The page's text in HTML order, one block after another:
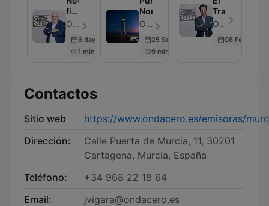
fin
de
semana
OndaCero - Episodio 297
6 days ago
1 min
Norte
OndaCero - Episodio 300
25 Sep 2025
9 min
Transistor
OndaCero - Episodio 300
08 Feb 2024
Contactos
Sitio web
https://www.ondacero.es/emisoras/
Dirección:
Calle Puerta de Murcia, 11, 30201
Cartagena, Murcia, España
Teléfono:
+34 968 22 18 64
Email:
jvigara@ondacero.es